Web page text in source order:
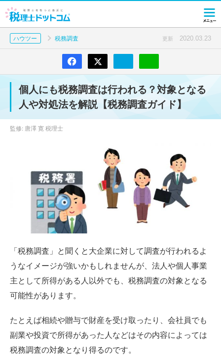
ハウツー 税務調査 更新 2020.03.23
個人にも税務調査は行われる？対象となる
人や対処法を解説【税務調査ガイド】
監修: 唐澤 寛 税理士
「税務調査」と聞くと大企業に対して調査が行われるよ
うなイメージが強いかもしれませんが、法人や個人事業
主として所得がある人以外でも、税務調査の対象となる
可能性があります。
たとえば相続や贈与で財産を受け取ったり、会社員でも
副業や投資で所得があった人などはその内容によっては
税務調査の対象となり得るのです。